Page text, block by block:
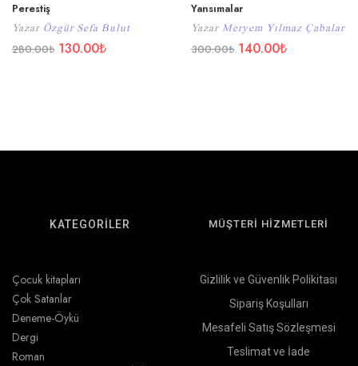
Perestiş
Yazar Özgür Sefa Bulut
280.00₺ 130.00₺
Yansımalar
Yazar Meryem Yılmaz Çabalar
300.00₺ 140.00₺
KATEGORİLER
Çocuk kitapları
Çok Satanlar
Deneme-Öykü
Dergi
Roman
MÜŞTERİ HİZMETLERİ
Gizlilik ve Güvenlik Polikitası
Sipariş Koşulları
Mesafeli Satış Sözleşmesi
Teslimat ve İade